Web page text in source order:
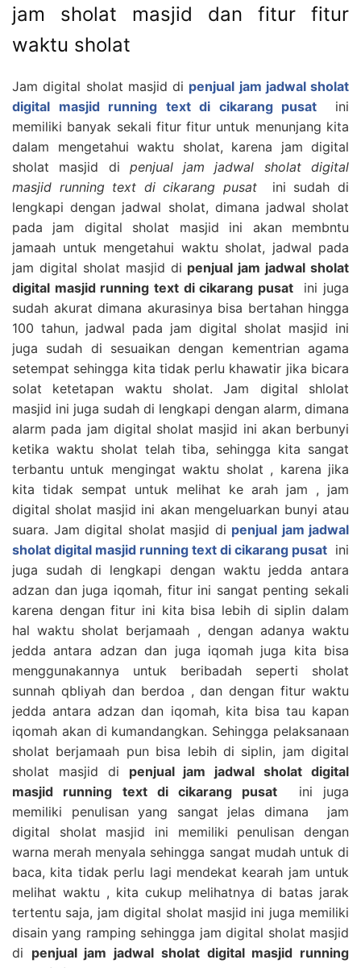
jam sholat masjid dan fitur fitur
waktu sholat
Jam digital sholat masjid di penjual jam jadwal sholat
digital masjid running text di cikarang pusat ini
memiliki banyak sekali fitur fitur untuk menunjang kita
dalam mengetahui waktu sholat, karena jam digital
sholat masjid di penjual jam jadwal sholat digital
masjid running text di cikarang pusat ini sudah di
lengkapi dengan jadwal sholat, dimana jadwal sholat
pada jam digital sholat masjid ini akan membntu
jamaah untuk mengetahui waktu sholat, jadwal pada
jam digital sholat masjid di penjual jam jadwal sholat
digital masjid running text di cikarang pusat ini juga
sudah akurat dimana akurasinya bisa bertahan hingga
100 tahun, jadwal pada jam digital sholat masjid ini
juga sudah di sesuaikan dengan kementrian agama
setempat sehingga kita tidak perlu khawatir jika bicara
solat ketetapan waktu sholat. Jam digital shlolat
masjid ini juga sudah di lengkapi dengan alarm, dimana
alarm pada jam digital sholat masjid ini akan berbunyi
ketika waktu sholat telah tiba, sehingga kita sangat
terbantu untuk mengingat waktu sholat , karena jika
kita tidak sempat untuk melihat ke arah jam , jam
digital sholat masjid ini akan mengeluarkan bunyi atau
suara. Jam digital sholat masjid di penjual jam jadwal
sholat digital masjid running text di cikarang pusat ini
juga sudah di lengkapi dengan waktu jedda antara
adzan dan juga iqomah, fitur ini sangat penting sekali
karena dengan fitur ini kita bisa lebih di siplin dalam
hal waktu sholat berjamaah , dengan adanya waktu
jedda antara adzan dan juga iqomah juga kita bisa
menggunakannya untuk beribadah seperti sholat
sunnah qbliyah dan berdoa , dan dengan fitur waktu
jedda antara adzan dan iqomah, kita bisa tau kapan
iqomah akan di kumandangkan. Sehingga pelaksanaan
sholat berjamaah pun bisa lebih di siplin, jam digital
sholat masjid di penjual jam jadwal sholat digital
masjid running text di cikarang pusat ini juga
memiliki penulisan yang sangat jelas dimana jam
digital sholat masjid ini memiliki penulisan dengan
warna merah menyala sehingga sangat mudah untuk di
baca, kita tidak perlu lagi mendekat kearah jam untuk
melihat waktu , kita cukup melihatnya di batas jarak
tertentu saja, jam digital sholat masjid ini juga memiliki
disain yang ramping sehingga jam digital sholat masjid
di penjual jam jadwal sholat digital masjid running